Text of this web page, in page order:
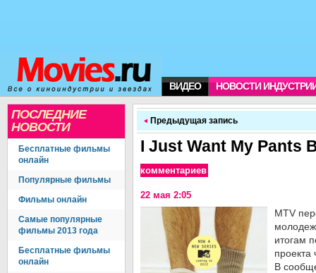
ВИДЕО НОВОСТИ
ПОСЛЕДНИЕ
НОВОСТИ
Бесплатные фильмы
онлайн
Популярные фильмы
Фильмы онлайн
Самые популярные
фильмы 2013 года
Бесплатные фильмы
онлайн
Предыдущая запись
I Just Want My Pants
комментариев
22 мая 2:05
MTV
итогам
проекта
В